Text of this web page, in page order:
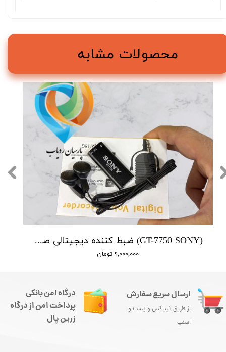
(GT-7750 SONY) ضبط کننده دیجیتالی صدا سونی - 16 گیگابایت - دارای سنسور صدا
۹,۰۰۰,۰۰۰ تومان
محصولات مشابه
ارسال سریع سفارش
از طریق تیپاکس و پست و
اسنپ
درگاه امن بانکی
پرداخت امن از درگاه
زرین پال